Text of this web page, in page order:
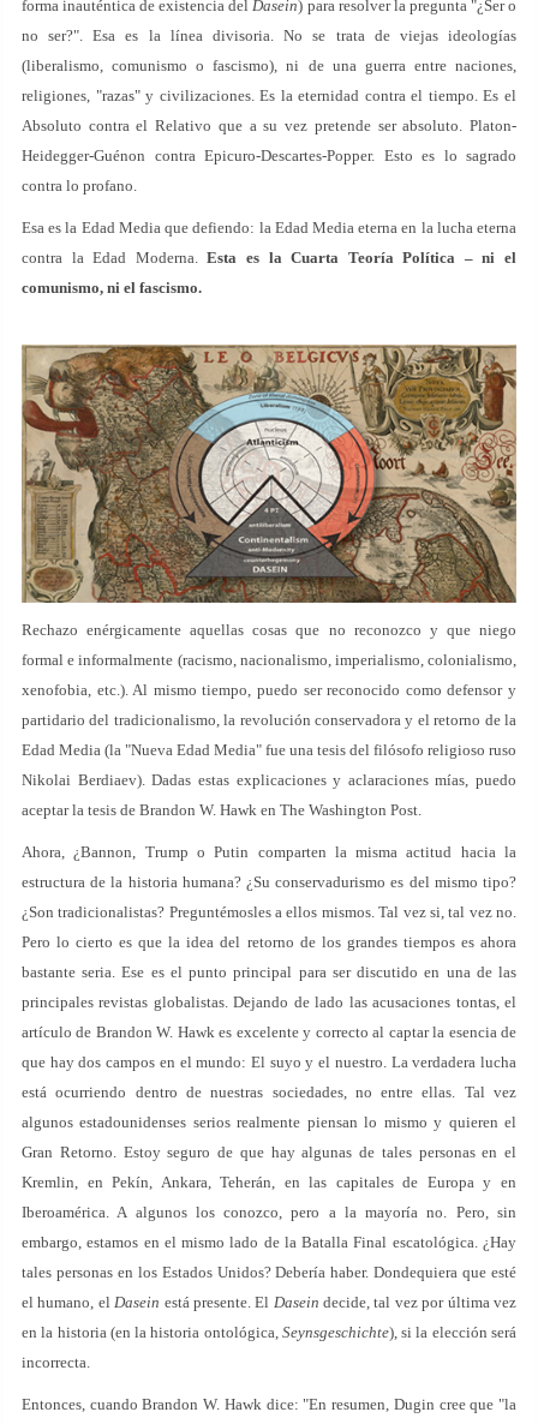
forma inauténtica de existencia delDasein) para resolver la pregunta "¿Ser o
no ser?". Esa es la línea divisoria. No se trata de viejas ideologías
(liberalismo, comunismo o fascismo), ni de una guerra entre naciones,
religiones, "razas" y civilizaciones. Es la eternidad contra el tiempo. Es el
Absoluto contra el Relativo que a su vez pretende ser absoluto. Platon-
Heidegger-Guénon contra Epicuro-Descartes-Popper. Esto es lo sagrado
contra lo profano.
Esa es la Edad Media que defiendo: la Edad Media eterna en la lucha eterna
contra la Edad Moderna.Esta es la Cuarta Teoría Política – ni el
comunismo, ni el fascismo.
Rechazo enérgicamente aquellas cosas que no reconozco y que niego
formal e informalmente (racismo, nacionalismo, imperialismo, colonialismo,
xenofobia, etc.). Al mismo tiempo, puedo ser reconocido como defensor y
partidario del tradicionalismo, la revolución conservadora y el retorno de la
Edad Media (la "Nueva Edad Media" fue una tesis del filósofo religioso ruso
Nikolai Berdiaev). Dadas estas explicaciones y aclaraciones mías, puedo
aceptar la tesis de Brandon W. Hawk en The Washington Post.
Ahora, ¿Bannon, Trump o Putin comparten la misma actitud hacia la
estructura de la historia humana? ¿Su conservadurismo es del mismo tipo?
¿Son tradicionalistas? Preguntémosles a ellos mismos. Tal vez si, tal vez no.
Pero lo cierto es que la idea del retorno de los grandes tiempos es ahora
bastante seria. Ese es el punto principal para ser discutido en una de las
principales revistas globalistas. Dejando de lado las acusaciones tontas, el
artículo de Brandon W. Hawk es excelente y correcto al captar la esencia de
que hay dos campos en el mundo: El suyo y el nuestro. La verdadera lucha
está ocurriendo dentro de nuestras sociedades, no entre ellas. Tal vez
algunos estadounidenses serios realmente piensan lo mismo y quieren el
Gran Retorno. Estoy seguro de que hay algunas de tales personas en el
Kremlin, en Pekín, Ankara, Teherán, en las capitales de Europa y en
Iberoamérica. A algunos los conozco, pero a la mayoría no. Pero, sin
embargo, estamos en el mismo lado de la Batalla Final escatológica. ¿Hay
tales personas en los Estados Unidos? Debería haber. Dondequiera que esté
el humano, elDasein está presente. El Dasein decide, tal vez por última vez
en la historia (en la historia ontológica, Seynsgeschichte), si la elección será
incorrecta.
Entonces, cuando Brandon W. Hawk dice: "En resumen, Dugin cree que "la